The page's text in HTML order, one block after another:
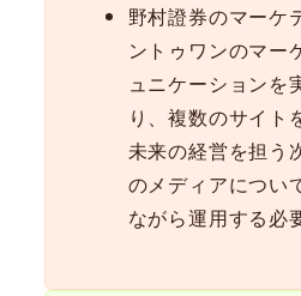
野村證券のマーケ
ントゥワンのマー
ュニケーションを
り、複数のサイト
未来の経営を担う
のメディアについ
ながら運用する必